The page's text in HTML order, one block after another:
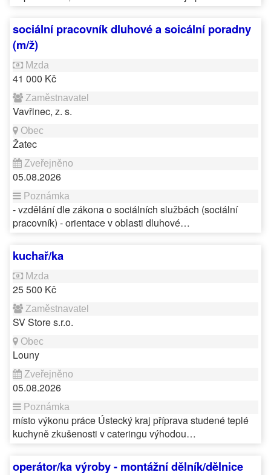
sociální pracovník dluhové a soicální poradny
(m/ž)
41 000 Kč
Vavřinec, z. s.
Žatec
05.08.2026
- vzdělání dle zákona o sociálních službách (sociální
pracovník) - orientace v oblasti dluhové…
kuchař/ka
25 500 Kč
SV Store s.r.o.
Louny
05.08.2026
místo výkonu práce Ústecký kraj příprava studené teplé
kuchyně zkušenosti v cateringu výhodou…
operátor/ka výroby - montážní dělník/dělnice